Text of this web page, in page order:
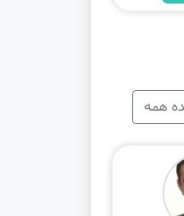
همه